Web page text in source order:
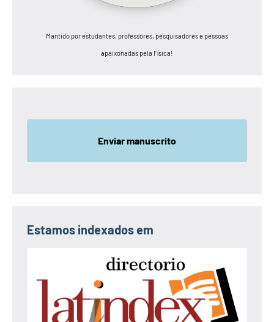
Mantido por estudantes, professores, pesquisadores e pessoas
apaixonadas pela Física!
Enviar manuscrito
Estamos indexados em